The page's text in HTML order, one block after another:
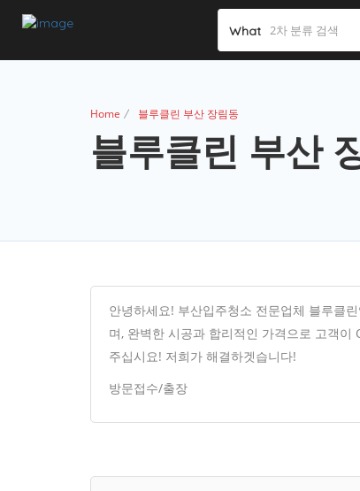
What
Home 블루클린 부산 장림동
블루클린 부산
안녕하세요! 부산입주청소 전문업체 블루클
며, 완벽한 시공과 합리적인 가격으로 고객
주십시요! 저희가 해결하겟습니다!
방문접수/출장